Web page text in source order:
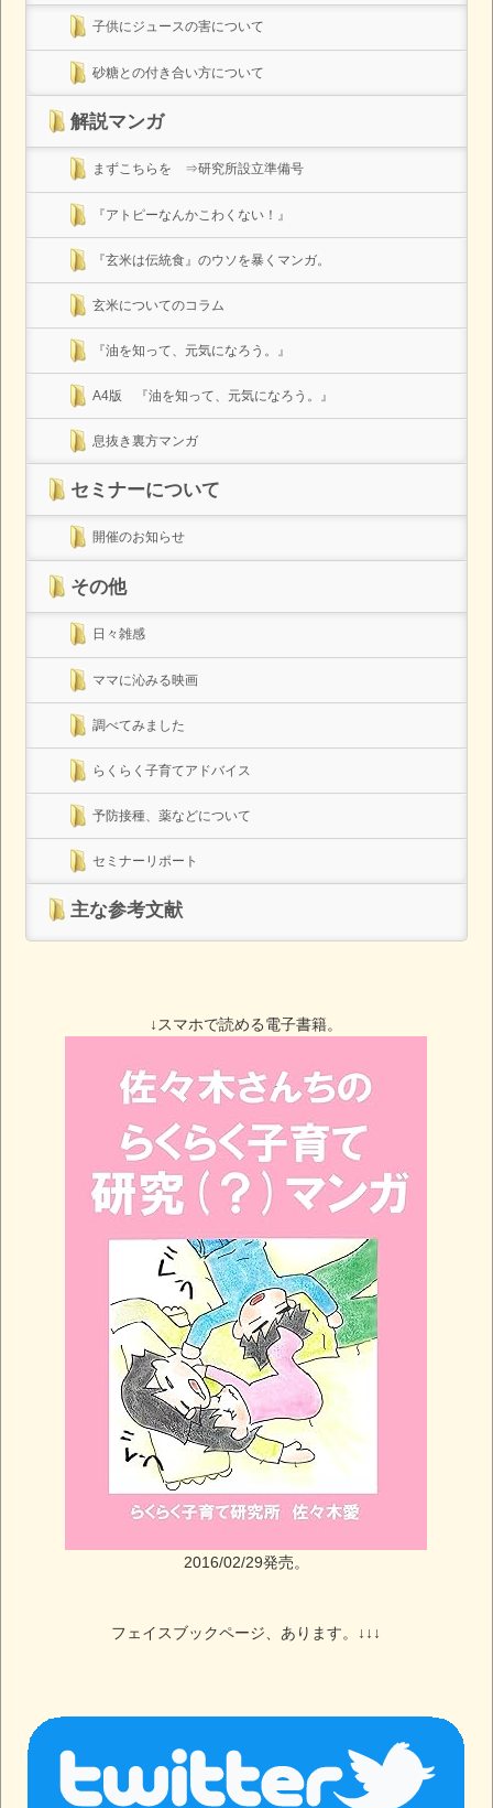
子供にジュースの害について
砂糖との付き合い方について
解説マンガ
まずこちらを ⇒研究所設立準備号
『アトピーなんかこわくない！』
『玄米は伝統食』のウソを暴くマンガ。
玄米についてのコラム
『油を知って、元気になろう。』
A4版 『油を知って、元気になろう。』
息抜き裏方マンガ
セミナーについて
開催のお知らせ
その他
日々雑感
ママに沁みる映画
調べてみました
らくらく子育てアドバイス
予防接種、薬などについて
セミナーリポート
主な参考文献
↓スマホで読める電子書籍。
2016/02/29発売。
フェイスブックページ、あります。↓↓↓